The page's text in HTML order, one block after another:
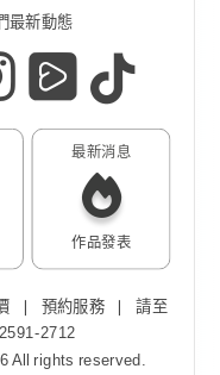
最新動態
最新消息
作品發表
❘預約服務 ❘請至
2712
All rights reserved.